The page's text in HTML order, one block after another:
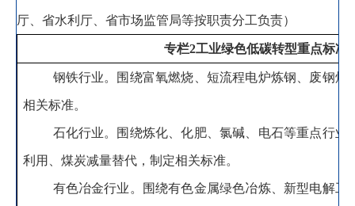
厅、省水利厅、省市场监管局等按职责分工负责）
专栏2工业绿色低碳转型重点标准
钢铁行业。 围绕富氧燃烧、短流程电炉炼钢、废钢炼
相关标准。
石化行业。 围绕炼化、化肥、氯碱、电石等重点行业
利用、煤炭减量替代，制定相关标准。
有色冶金行业 。 围绕有色金属绿色冶炼、新型电解工